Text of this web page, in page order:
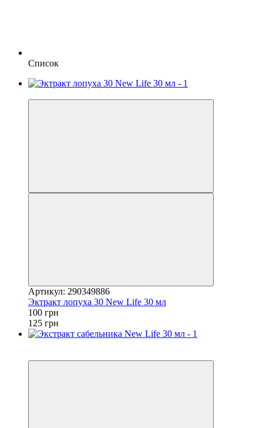
Список
Артикул: 290349886
Эктракт лопуха 30 New Life 30 мл
100 грн
125 грн